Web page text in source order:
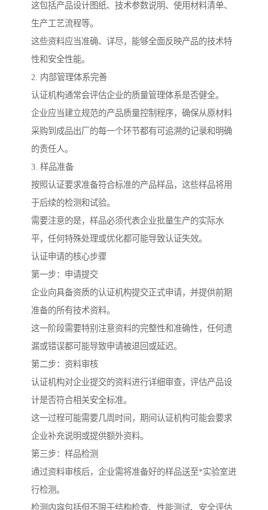
这包括产品设计图纸、技术参数说明、使用材料清单、
生产工艺流程等。
这些资料应当准确、详尽，能够全面反映产品的技术特
性和安全性能。
2. 内部管理体系完善
认证机构通常会评估企业的质量管理体系是否健全。
企业应当建立规范的产品质量控制程序，确保从原材料
采购到成品出厂的每一个环节都有可追溯的记录和明确
的责任人。
3. 样品准备
按照认证要求准备符合标准的产品样品，这些样品将用
于后续的检测和试验。
需要注意的是，样品必须代表企业批量生产的实际水
平，任何特殊处理或优化都可能导致认证失效。
认证申请的核心步骤
第一步：申请提交
企业向具备资质的认证机构提交正式申请，并提供前期
准备的所有技术资料。
这一阶段需要特别注意资料的完整性和准确性，任何遗
漏或错误都可能导致申请被退回或延迟。
第二步：资料审核
认证机构对企业提交的资料进行详细审查，评估产品设
计是否符合相关安全标准。
这一过程可能需要几周时间，期间认证机构可能会要求
企业补充说明或提供额外资料。
第三步：样品检测
通过资料审核后，企业需将准备好的样品送至*实验室进
行检测。
检测内容包括但不限于结构检查、性能测试、安全评估